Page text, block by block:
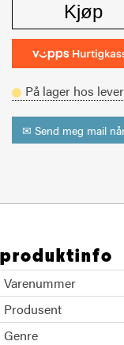
Kjøp
På lager hos
✉ Send meg mail
produktinfo
Varenummer
Produsent
Genre